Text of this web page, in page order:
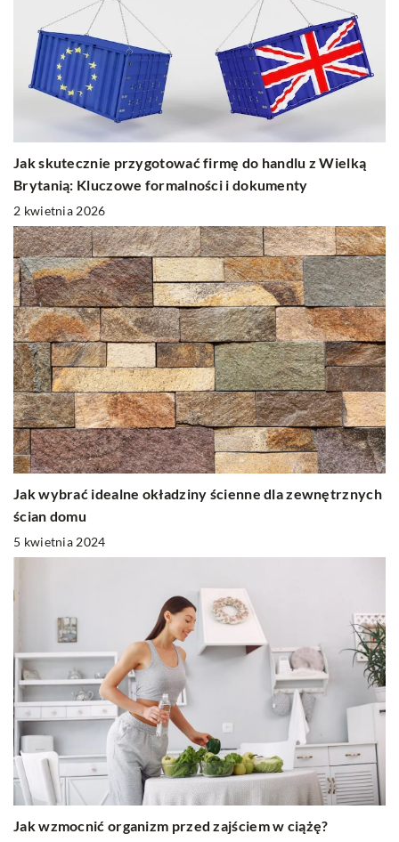
Jak skutecznie przygotować firmę do handlu z Wielką
Brytanią: Kluczowe formalności i dokumenty
2 kwietnia 2026
Jak wybrać idealne okładziny ścienne dla zewnętrznych
ścian domu
5 kwietnia 2024
Jak wzmocnić organizm przed zajściem w ciążę?